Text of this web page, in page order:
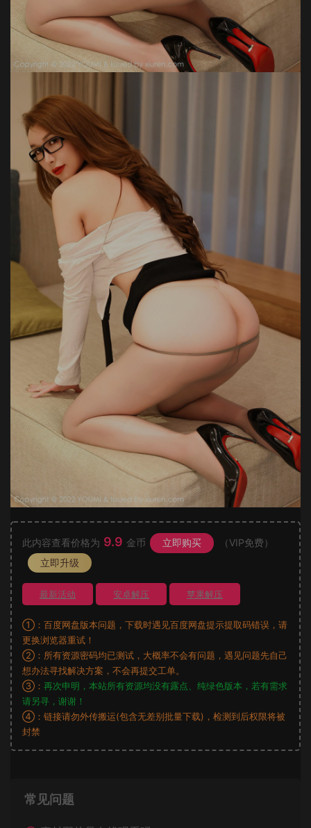
此内容查看价格为 9.9 金币 立即购买
（VIP免费）
立即升级
最新活动 安卓解压 苹果解压
①：百度网盘版本问题，下载时遇见百度网盘提示提取码错误，请
更换浏览器重试！
②：所有资源密码均已测试，大概率不会有问题，遇见问题先自己
想办法寻找解决方案，不会再提交工单。
③： 再次申明，本站所有资源均没有露点、纯绿色版本，若有需求
请另寻，谢谢！
④：链接请勿外传搬运(包含无差别批量下载)，检测到后权限将被
封禁
常见问题